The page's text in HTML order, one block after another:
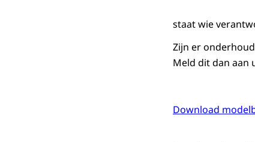
staat wie
Zijn er
Meld dit dan aan
Download